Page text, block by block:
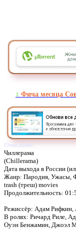
↕️ Фича месяца
Описание:
Чиллерама
(Chillerama)
Дата выхода в России
Жанр: Пародия, Ужасы,
trash (треш) movies
Продолжительность:
Режиссёр: Адам
В ролях: Ричард Риле,
Оуэн Бенжамин, Джоэл